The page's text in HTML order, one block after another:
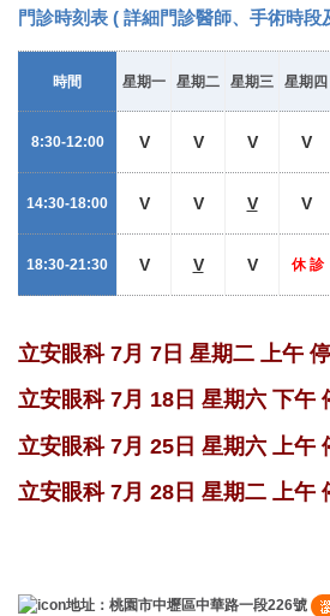
門診時刻表 ( 詳細門診醫師、手術時段
時間 星期一 星期二 星期三 星期四
8:30-12:00 V V V V
14:30-18:00 V V V V
18:30-21:30 V V V 休 診
立安眼科 7月 7日 星期二 上午
立安眼科 7月 18日 星期六 下午
立安眼科 7月 25日 星期六 上午
立安眼科 7月 28日 星期二 上午
地址：桃園市中壢區中華路一段226號